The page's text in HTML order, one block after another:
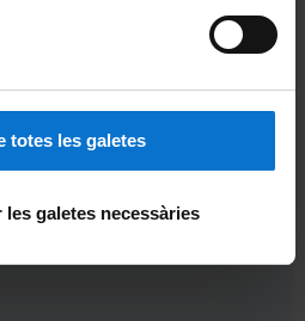
totes les galetes
galetes necessàries
TIC